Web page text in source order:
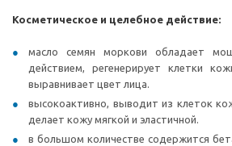
Косметическое и целебное действие:
масло семян моркови обладает
действием, регенерирует клетки
выравнивает цвет лица.
высокоактивно, выводит из клеток
делает кожу мягкой и эластичной.
в большом количестве содержится